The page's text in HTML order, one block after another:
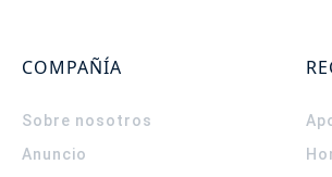
COMPAÑÍA
Sobre nosotros
Anuncio